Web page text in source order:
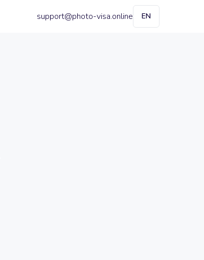
support@photo-visa.online EN